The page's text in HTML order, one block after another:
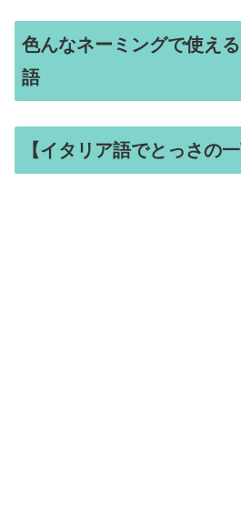
色んなネーミングで使え
語
【イタリア語でとっさの